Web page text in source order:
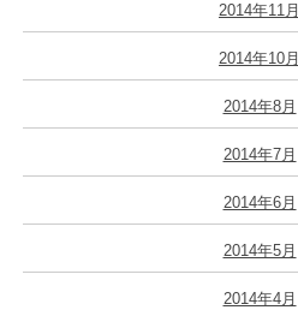
2014年11月
2014年10月
2014年8月
2014年7月
2014年6月
2014年5月
2014年4月